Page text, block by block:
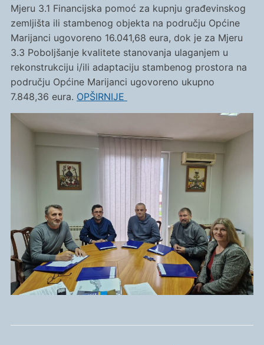
Mjeru 3.1 Financijska pomoć za kupnju građevinskog
zemljišta ili stambenog objekta na području Općine
Marijanci ugovoreno 16.041,68 eura, dok je za Mjeru
3.3 Poboljšanje kvalitete stanovanja ulaganjem u
rekonstrukciju i/ili adaptaciju stambenog prostora na
području Općine Marijanci ugovoreno ukupno
7.848,36 eura. OPŠIRNIJE